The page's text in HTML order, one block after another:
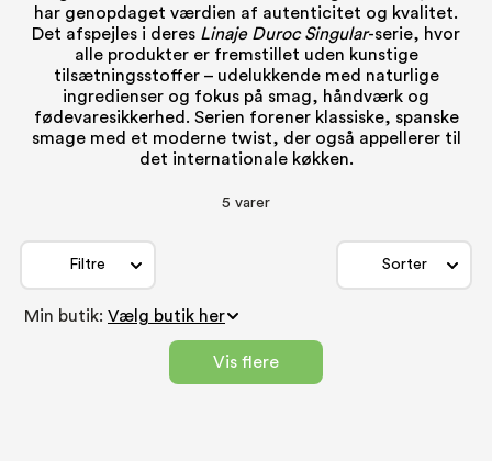
har genopdaget værdien af autenticitet og kvalitet.
Det afspejles i deres Linaje Duroc Singular-serie, hvor
alle produkter er fremstillet uden kunstige
tilsætningsstoffer – udelukkende med naturlige
ingredienser og fokus på smag, håndværk og
fødevaresikkerhed. Serien forener klassiske, spanske
smage med et moderne twist, der også appellerer til
det internationale køkken.
5 varer
Filtre Sorter
Min butik:
Vis flere